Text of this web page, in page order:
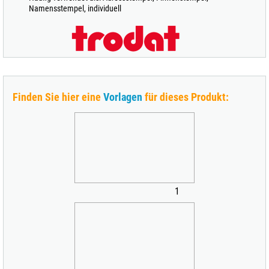
Namensstempel, individuell
Finden Sie hier eineVorlagen für dieses Produkt:
1